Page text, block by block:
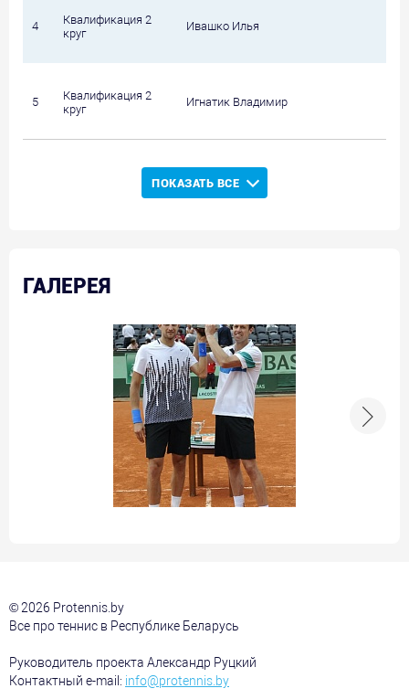
4
Квалификация 2
круг
Ивашко Илья
5
Квалификация 2
круг
Игнатик Владимир
ПОКАЗАТЬ ВСЕ
ГАЛЕРЕЯ
© 2026 Protennis.by
Все про теннис в Республике Беларусь
Руководитель проекта Александр Руцкий
Контактный e-mail: info@protennis.by